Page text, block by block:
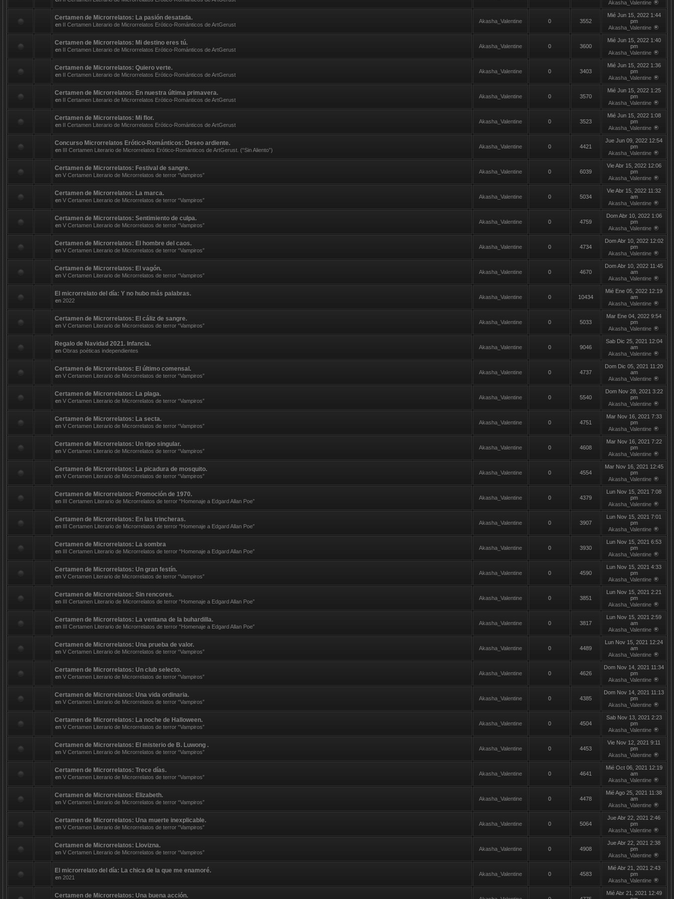
Akasha_Valentine
Certamen de Microrrelatos: La pasión desatada.
en II Certamen Literario de Microrrelatos Erótico-Románticos de ArtGerust
Akasha_Valentine 0 3552
Mié Jun 15, 2022 1:44
pm
Akasha_Valentine
Certamen de Microrrelatos: Mi destino eres tú.
en II Certamen Literario de Microrrelatos Erótico-Románticos de ArtGerust
Akasha_Valentine 0 3600
Mié Jun 15, 2022 1:40
pm
Akasha_Valentine
Certamen de Microrrelatos: Quiero verte.
en II Certamen Literario de Microrrelatos Erótico-Románticos de ArtGerust
Akasha_Valentine 0 3403
Mié Jun 15, 2022 1:36
pm
Akasha_Valentine
Certamen de Microrrelatos: En nuestra última primavera.
en II Certamen Literario de Microrrelatos Erótico-Románticos de ArtGerust
Akasha_Valentine 0 3570
Mié Jun 15, 2022 1:25
pm
Akasha_Valentine
Certamen de Microrrelatos: Mi flor.
en II Certamen Literario de Microrrelatos Erótico-Románticos de ArtGerust
Akasha_Valentine 0 3523
Mié Jun 15, 2022 1:08
pm
Akasha_Valentine
Concurso Microrrelatos Erótico-Románticos: Deseo ardiente.
en III Certamen Literario de Microrrelatos Erótico-Románticos de ArtGerust. (“Sin Aliento”)
Akasha_Valentine 0 4421
Jue Jun 09, 2022 12:54
pm
Akasha_Valentine
Certamen de Microrrelatos: Festival de sangre.
en V Certamen Literario de Microrrelatos de terror “Vampiros”
Akasha_Valentine 0 6039
Vie Abr 15, 2022 12:06
pm
Akasha_Valentine
Certamen de Microrrelatos: La marca.
en V Certamen Literario de Microrrelatos de terror “Vampiros”
Akasha_Valentine 0 5034
Vie Abr 15, 2022 11:32
am
Akasha_Valentine
Certamen de Microrrelatos: Sentimiento de culpa.
en V Certamen Literario de Microrrelatos de terror “Vampiros”
Akasha_Valentine 0 4759
Dom Abr 10, 2022 1:06
pm
Akasha_Valentine
Certamen de Microrrelatos: El hombre del caos.
en V Certamen Literario de Microrrelatos de terror “Vampiros”
Akasha_Valentine 0 4734
Dom Abr 10, 2022 12:02
pm
Akasha_Valentine
Certamen de Microrrelatos: El vagón.
en V Certamen Literario de Microrrelatos de terror “Vampiros”
Akasha_Valentine 0 4670
Dom Abr 10, 2022 11:45
am
Akasha_Valentine
El microrrelato del día: Y no hubo más palabras.
en 2022
Akasha_Valentine 0 10434
Mié Ene 05, 2022 12:19
am
Akasha_Valentine
Certamen de Microrrelatos: El cáliz de sangre.
en V Certamen Literario de Microrrelatos de terror “Vampiros”
Akasha_Valentine 0 5033
Mar Ene 04, 2022 9:54
pm
Akasha_Valentine
Regalo de Navidad 2021. Infancia.
en Obras poéticas independientes
Akasha_Valentine 0 9046
Sab Dic 25, 2021 12:04
am
Akasha_Valentine
Certamen de Microrrelatos: El último comensal.
en V Certamen Literario de Microrrelatos de terror “Vampiros”
Akasha_Valentine 0 4737
Dom Dic 05, 2021 11:20
am
Akasha_Valentine
Certamen de Microrrelatos: La plaga.
en V Certamen Literario de Microrrelatos de terror “Vampiros”
Akasha_Valentine 0 5540
Dom Nov 28, 2021 3:22
pm
Akasha_Valentine
Certamen de Microrrelatos: La secta.
en V Certamen Literario de Microrrelatos de terror “Vampiros”
Akasha_Valentine 0 4751
Mar Nov 16, 2021 7:33
pm
Akasha_Valentine
Certamen de Microrrelatos: Un tipo singular.
en V Certamen Literario de Microrrelatos de terror “Vampiros”
Akasha_Valentine 0 4608
Mar Nov 16, 2021 7:22
pm
Akasha_Valentine
Certamen de Microrrelatos: La picadura de mosquito.
en V Certamen Literario de Microrrelatos de terror “Vampiros”
Akasha_Valentine 0 4554
Mar Nov 16, 2021 12:45
pm
Akasha_Valentine
Certamen de Microrrelatos: Promoción de 1970.
en III Certamen Literario de Microrrelatos de terror “Homenaje a Edgard Allan Poe”
Akasha_Valentine 0 4379
Lun Nov 15, 2021 7:08
pm
Akasha_Valentine
Certamen de Microrrelatos: En las trincheras.
en III Certamen Literario de Microrrelatos de terror “Homenaje a Edgard Allan Poe”
Akasha_Valentine 0 3907
Lun Nov 15, 2021 7:01
pm
Akasha_Valentine
Certamen de Microrrelatos: La sombra
en III Certamen Literario de Microrrelatos de terror “Homenaje a Edgard Allan Poe”
Akasha_Valentine 0 3930
Lun Nov 15, 2021 6:53
pm
Akasha_Valentine
Certamen de Microrrelatos: Un gran festín.
en V Certamen Literario de Microrrelatos de terror “Vampiros”
Akasha_Valentine 0 4590
Lun Nov 15, 2021 4:33
pm
Akasha_Valentine
Certamen de Microrrelatos: Sin rencores.
en III Certamen Literario de Microrrelatos de terror “Homenaje a Edgard Allan Poe”
Akasha_Valentine 0 3851
Lun Nov 15, 2021 2:21
pm
Akasha_Valentine
Certamen de Microrrelatos: La ventana de la buhardilla.
en III Certamen Literario de Microrrelatos de terror “Homenaje a Edgard Allan Poe”
Akasha_Valentine 0 3817
Lun Nov 15, 2021 2:59
am
Akasha_Valentine
Certamen de Microrrelatos: Una prueba de valor.
en V Certamen Literario de Microrrelatos de terror “Vampiros”
Akasha_Valentine 0 4489
Lun Nov 15, 2021 12:24
am
Akasha_Valentine
Certamen de Microrrelatos: Un club selecto.
en V Certamen Literario de Microrrelatos de terror “Vampiros”
Akasha_Valentine 0 4626
Dom Nov 14, 2021 11:34
pm
Akasha_Valentine
Certamen de Microrrelatos: Una vida ordinaria.
en V Certamen Literario de Microrrelatos de terror “Vampiros”
Akasha_Valentine 0 4385
Dom Nov 14, 2021 11:13
pm
Akasha_Valentine
Certamen de Microrrelatos: La noche de Halloween.
en V Certamen Literario de Microrrelatos de terror “Vampiros”
Akasha_Valentine 0 4504
Sab Nov 13, 2021 2:23
pm
Akasha_Valentine
Certamen de Microrrelatos: El misterio de B. Luwong .
en V Certamen Literario de Microrrelatos de terror “Vampiros”
Akasha_Valentine 0 4453
Vie Nov 12, 2021 9:11
pm
Akasha_Valentine
Certamen de Microrrelatos: Trece días.
en V Certamen Literario de Microrrelatos de terror “Vampiros”
Akasha_Valentine 0 4641
Mié Oct 06, 2021 12:19
am
Akasha_Valentine
Certamen de Microrrelatos: Elizabeth.
en V Certamen Literario de Microrrelatos de terror “Vampiros”
Akasha_Valentine 0 4478
Mié Ago 25, 2021 11:38
am
Akasha_Valentine
Certamen de Microrrelatos: Una muerte inexplicable.
en V Certamen Literario de Microrrelatos de terror “Vampiros”
Akasha_Valentine 0 5064
Jue Abr 22, 2021 2:46
pm
Akasha_Valentine
Certamen de Microrrelatos: Llovizna.
en V Certamen Literario de Microrrelatos de terror “Vampiros”
Akasha_Valentine 0 4908
Jue Abr 22, 2021 2:38
pm
Akasha_Valentine
El microrrelato del día: La chica de la que me enamoré.
en 2021
Akasha_Valentine 0 4583
Mié Abr 21, 2021 2:43
pm
Akasha_Valentine
Certamen de Microrrelatos: Una buena acción.
Mié Abr 21, 2021 12:49